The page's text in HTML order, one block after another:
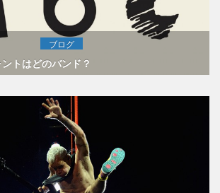
ブログ
トはどのバンド？